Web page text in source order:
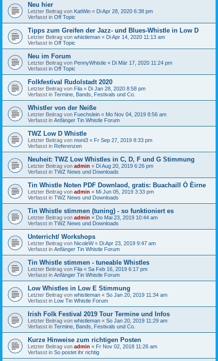
Neu hier
Letzter Beitrag von KatWin « Di Apr 28, 2020 6:38 pm
Verfasst in Off Topic
Tipps zum Greifen der Jazz- und Blues-Whistle in Low D
Letzter Beitrag von whistleman « Di Apr 14, 2020 11:13 am
Verfasst in Off Topic
Neu im Forum
Letzter Beitrag von PennyWhistle « Di Mär 17, 2020 11:24 pm
Verfasst in Off Topic
Folkfestival Rudolstadt 2020
Letzter Beitrag von Fila « Di Jan 28, 2020 8:58 pm
Verfasst in Termine, Bands, Festivals und Co.
Whistler von der Neiße
Letzter Beitrag von Fuechslein « Mo Nov 04, 2019 8:56 am
Verfasst in Anfänger Tin Whistle Forum
TWZ Low D Whistle
Letzter Beitrag von moni3 « Fr Sep 27, 2019 8:33 pm
Verfasst in Referenzen
Neuheit: TWZ Low Whistles in C, D, F und G Stimmung
Letzter Beitrag von admin « Di Aug 20, 2019 6:26 pm
Verfasst in TWZ News und Downloads
Tin Whistle Noten PDF Downlaod, gratis: Buachaill Ò Èirne
Letzter Beitrag von admin « Mi Jun 05, 2019 3:33 pm
Verfasst in TWZ News und Downloads
Tin Whistle stimmen (tuning) - so funktioniert es
Letzter Beitrag von admin « Do Mai 23, 2019 10:44 am
Verfasst in TWZ News und Downloads
Unterricht/ Workshops
Letzter Beitrag von NicoleW« Di Apr 23, 2019 9:47 am
Verfasst in Anfänger Tin Whistle Forum
Tin Whistle stimmen - tuneable Whistles
Letzter Beitrag von Fila « Sa Feb 16, 2019 6:17 pm
Verfasst in Anfänger Tin Whistle Forum
Low Whistles in Low E Stimmung
Letzter Beitrag von whistleman « So Jan 20, 2019 11:34 am
Verfasst in Low Tin Whistle Forum
Irish Folk Festival 2019 Tour Termine und Infos
Letzter Beitrag von whistleman « So Jan 20, 2019 11:29 am
Verfasst in Termine, Bands, Festivals und Co.
Kurze Hinweise zum richtigen Posten
Letzter Beitrag von admin « Fr Nov 02, 2018 11:26 am
Verfasst in So postet ihr richtig